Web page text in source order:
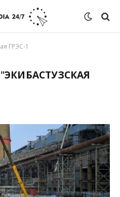
ГРЭС-1
ЭКИБАСТУЗСКАЯ